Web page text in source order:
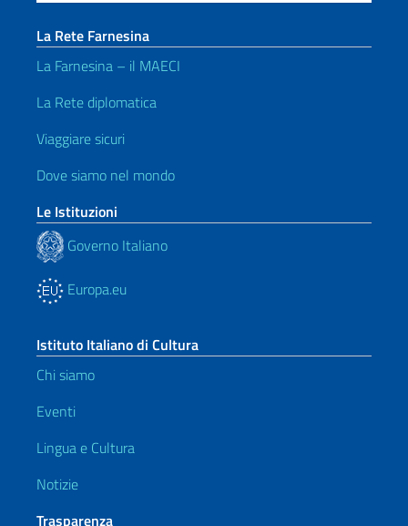
La Rete Farnesina
La Farnesina – il MAECI
La Rete diplomatica
Viaggiare sicuri
Dove siamo nel mondo
Le Istituzioni
Governo Italiano
Europa.eu
Istituto Italiano di Cultura
Chi siamo
Eventi
Lingua e Cultura
Notizie
Trasparenza